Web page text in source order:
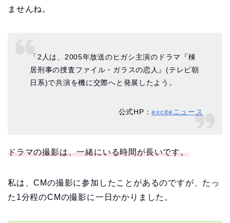
ませんね。
「2人は、2005年放送のヒガシ主演のドラマ『棟
居刑事の捜査ファイル・ガラスの恋人』(テレビ朝
日系)で共演を機に交際へと発展したよう。
公式HP：exciteニュース
ドラマの撮影は、一緒にいる時間が長いです。
私は、CMの撮影に参加したことがあるのですが、たっ
た1分程のCMの撮影に一日かかりました。